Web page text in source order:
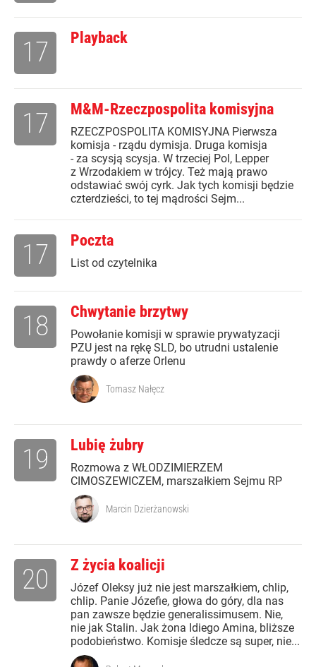
Playback
17
M&M-Rzeczpospolita komisyjna
RZECZPOSPOLITA KOMISYJNA Pierwsza
komisja - rządu dymisja. Druga komisja
- za scysją scysja. W trzeciej Pol, Lepper
z Wrzodakiem w trójcy. Też mają prawo
odstawiać swój cyrk. Jak tych komisji będzie
czterdzieści, to tej mądrości Sejm...
17
Poczta
List od czytelnika
17
Chwytanie brzytwy
Powołanie komisji w sprawie prywatyzacji
PZU jest na rękę SLD, bo utrudni ustalenie
prawdy o aferze Orlenu
18
Tomasz Nałęcz
Lubię żubry
Rozmowa z WŁODZIMIERZEM
CIMOSZEWICZEM, marszałkiem Sejmu RP
19
Marcin Dzierżanowski
Z życia koalicji
Józef Oleksy już nie jest marszałkiem, chlip,
chlip. Panie Józefie, głowa do góry, dla nas
pan zawsze będzie generalissimusem. Nie,
nie jak Stalin. Jak żona Idiego Amina, bliższe
podobieństwo. Komisje śledcze są super, nie...
20